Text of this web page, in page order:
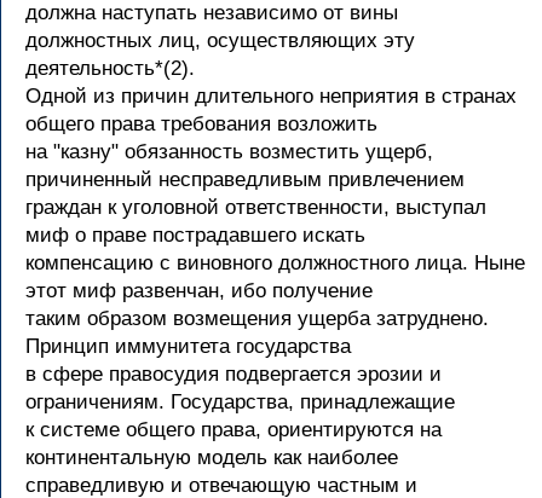
должна наступать независимо от вины
должностных лиц, осуществляющих эту
деятельность*(2).
Одной из причин длительного неприятия в странах
общего права требования возложить
на "казну" обязанность возместить ущерб,
причиненный несправедливым привлечением
граждан к уголовной ответственности, выступал
миф о праве пострадавшего искать
компенсацию с виновного должностного лица. Ныне
этот миф развенчан, ибо получение
таким образом возмещения ущерба затруднено.
Принцип иммунитета государства
в сфере правосудия подвергается эрозии и
ограничениям. Государства, принадлежащие
к системе общего права, ориентируются на
континентальную модель как наиболее
справедливую и отвечающую частным и